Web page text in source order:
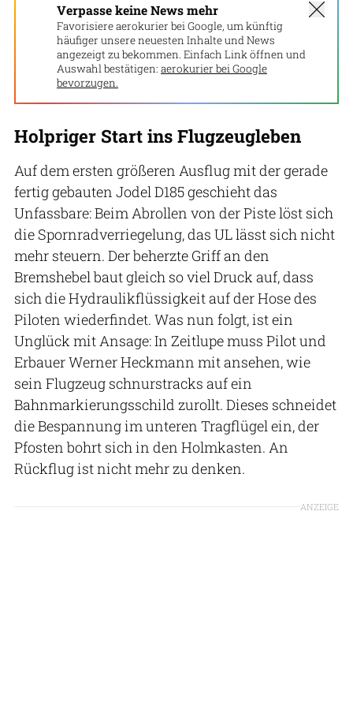
Verpasse keine News mehr
Favorisiere aerokurier bei Google, um künftig
häufiger unsere neuesten Inhalte und News
angezeigt zu bekommen. Einfach Link öffnen und
Auswahl bestätigen: aerokurier bei Google
bevorzugen.
Holpriger Start ins Flugzeugleben
Auf dem ersten größeren Ausflug mit der gerade
fertig gebauten Jodel D185 geschieht das
Unfassbare: Beim Abrollen von der Piste löst sich
die Spornradverriegelung, das UL lässt sich nicht
mehr steuern. Der beherzte Griff an den
Bremshebel baut gleich so viel Druck auf, dass
sich die Hydraulikflüssigkeit auf der Hose des
Piloten wiederfindet. Was nun folgt, ist ein
Unglück mit Ansage: In Zeitlupe muss Pilot und
Erbauer Werner Heckmann mit ansehen, wie
sein Flugzeug schnurstracks auf ein
Bahnmarkierungsschild zurollt. Dieses schneidet
die Bespannung im unteren Tragflügel ein, der
Pfosten bohrt sich in den Holmkasten. An
Rückflug ist nicht mehr zu denken.
ANZEIGE